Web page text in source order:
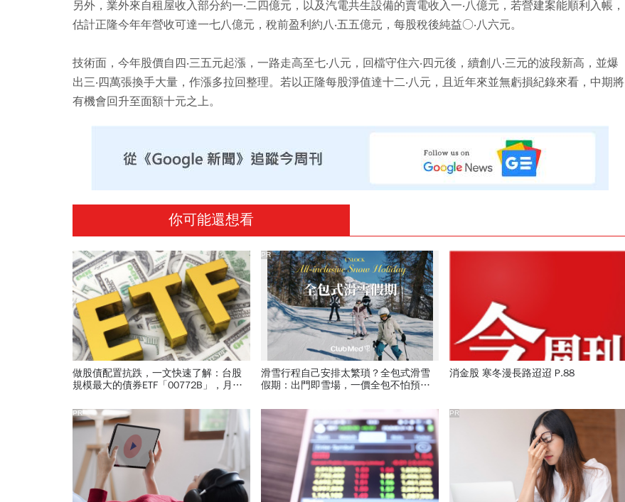
另外，業外來自租屋收入部分約一‧二四億元，以及汽電共生設備的賣電收入一‧八億元，若營建案能順利入帳，
估計正隆今年年營收可達一七八億元，稅前盈利約八‧五五億元，每股稅後純益○‧八六元。
技術面，今年股價自四‧三五元起漲，一路走高至七‧八元，回檔守住六‧四元後，續創八‧三元的波段新高，並爆
出三‧四萬張換手大量，作漲多拉回整理。若以正隆每股淨值達十二‧八元，且近年來並無虧損紀錄來看，中期將
有機會回升至面額十元之上。
你可能還想看
做股債配置抗跌，一文快速了解：台股
規模最大的債券ETF「00772B」，月配
滑雪行程自己安排太繁瑣？全包式滑雪
假期：出門即雪場，一價全包不怕預算
PR
消金股 寒冬漫長路迢迢 P.88
PR PR